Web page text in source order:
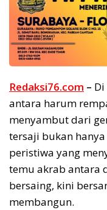
Redaksi76.com –
antara harum
menyambut dari
tersaji bukan
peristiwa yang
temu akrab antara
bersaing, kini
membangun.